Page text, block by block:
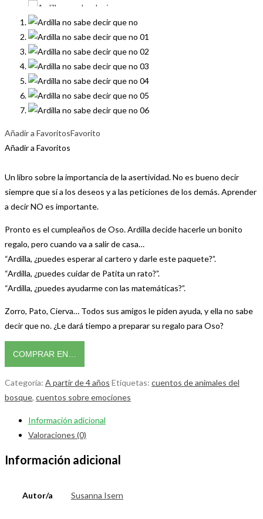
Añadir a FavoritosFavorito
Añadir a Favoritos
Un libro sobre la importancia de la asertividad. No es bueno decir
siempre que sí a los deseos y a las peticiones de los demás. Aprender
a decir NO es importante.
Pronto es el cumpleaños de Oso. Ardilla decide hacerle un bonito
regalo, pero cuando va a salir de casa…
“Ardilla, ¿puedes esperar al cartero y darle este paquete?”.
“Ardilla, ¿puedes cuidar de Patita un rato?”.
“Ardilla, ¿puedes ayudarme con las matemáticas?”.
Zorro, Pato, Cierva… Todos sus amigos le piden ayuda, y ella no sabe
decir que no. ¿Le dará tiempo a preparar su regalo para Oso?
COMPRAR EN…
Categoría: A partir de 4 años Etiquetas: cuentos de animales del
bosque, cuentos sobre emociones
Información adicional
Valoraciones (0)
Información adicional
Autor/a Susanna Isern